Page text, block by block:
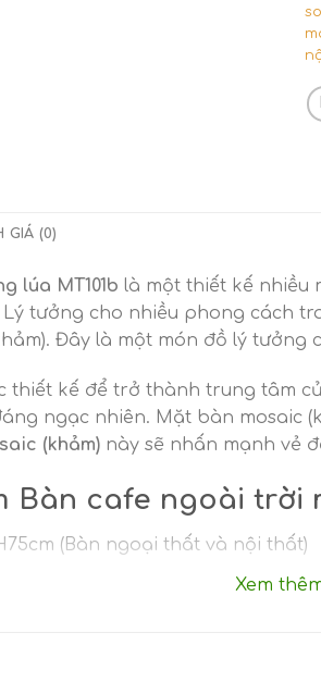
GIÁ (0)
lúa MT101b là một thiết kế nhiều
tưởng cho nhiều phong cách
Đây là một món đồ lý
thiết kế để trở thành trung tâm
ngạc nhiên. Mặt bàn mosaic
(khảm) này sẽ nhấn mạnh vẻ
Bàn cafe ngoài trời
(Bàn ngoại thất và nội thất)
Xem